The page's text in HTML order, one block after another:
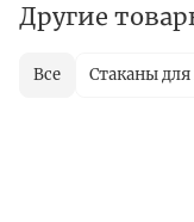
Другие
Все Стаканы